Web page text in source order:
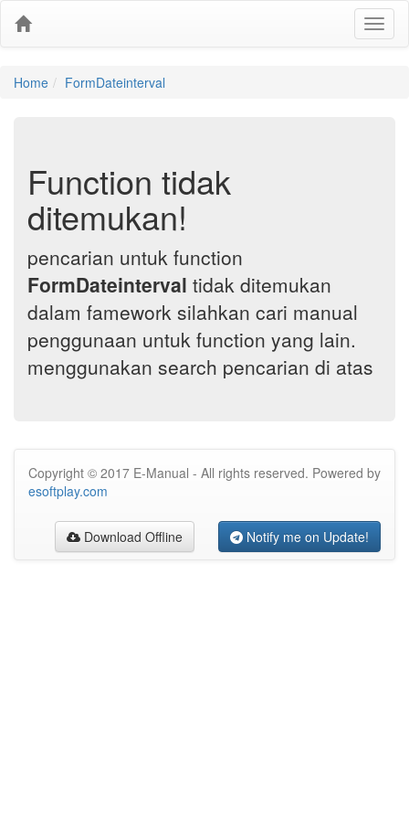
Home FormDateinterval
Function tidak
ditemukan!
pencarian untuk function
FormDateinterval tidak ditemukan
dalam famework silahkan cari manual
penggunaan untuk function yang lain.
menggunakan search pencarian di atas
Copyright © 2017 E-Manual - All rights reserved. Powered by
esoftplay.com
Notify me on Update!
Download Offline